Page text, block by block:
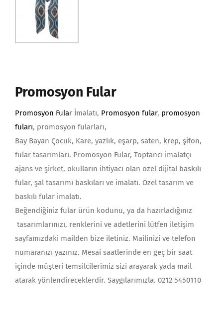
Promosyon Fular
Promosyon Fular İmalatı, Promosyon fular, promosyon
fuları, promosyon fularları,
Bay Bayan Çocuk, Kare, yazlık, eşarp, saten, krep, şifon,
fular tasarımları. Promosyon Fular, Toptancı imalatçı
ajans ve şirket, okulların ihtiyacı olan özel dijital baskılı
fular, şal tasarımı baskıları ve imalatı. Özel tasarım ve
baskılı fular imalatı.
Beğendiğiniz fular ürün kodunu, ya da hazırladığınız
tasarımlarınızı, renklerini ve adetlerini lütfen iletişim
sayfamızdaki mailden bize iletiniz. Mailinizi ve telefon
numaranızı yazınız. Mesai saatlerinde en geç bir saat
içinde müşteri temsilcilerimiz sizi arayarak yada mail
atarak yönlendireceklerdir. Saygılarımızla. 0212 5450110